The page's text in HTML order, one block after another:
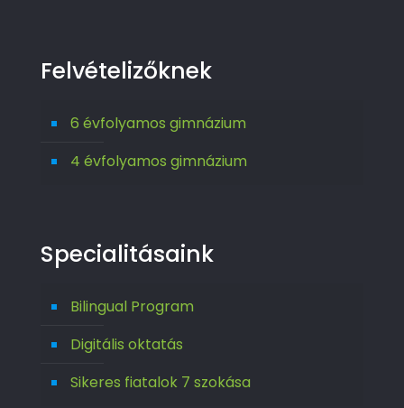
Felvételizőknek
6 évfolyamos gimnázium
4 évfolyamos gimnázium
Specialitásaink
Bilingual Program
Digitális oktatás
Sikeres fiatalok 7 szokása